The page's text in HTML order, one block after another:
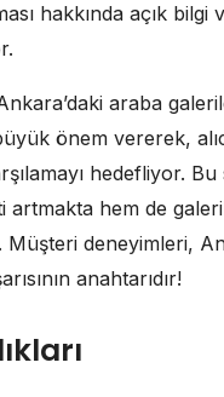
hakkında açık bilgi
araba
önem vererek,
hedefliyor.
artmakta hem de
Müşteri deneyimleri,
anahtarıdır!